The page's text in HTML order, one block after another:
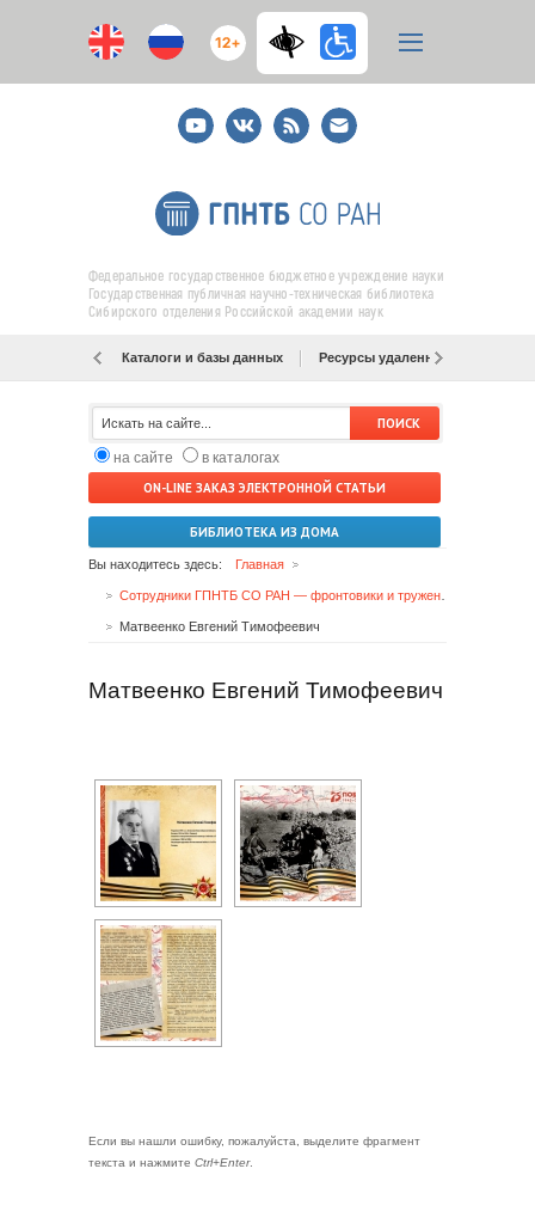
12+
YoutubeВКонтакте
RSS
E-
mail
подписка
Федеральное государственное бюджетное учреждение науки
Государственная публичная научно-техническая библиотека
Сибирского отделения Российской академии наук
Каталоги и базы данных Ресурсы удаленного доступа
на сайте
в каталогах
ON-LINE ЗАКАЗ ЭЛЕКТРОННОЙ СТАТЬИ
БИБЛИОТЕКА ИЗ ДОМА
Вы находитесь здесь: Главная
Матвеенко Евгений Тимофеевич
Матвеенко Евгений Тимофеевич
Если вы нашли ошибку, пожалуйста, выделите фрагмент
текста и нажмите Ctrl+Enter.